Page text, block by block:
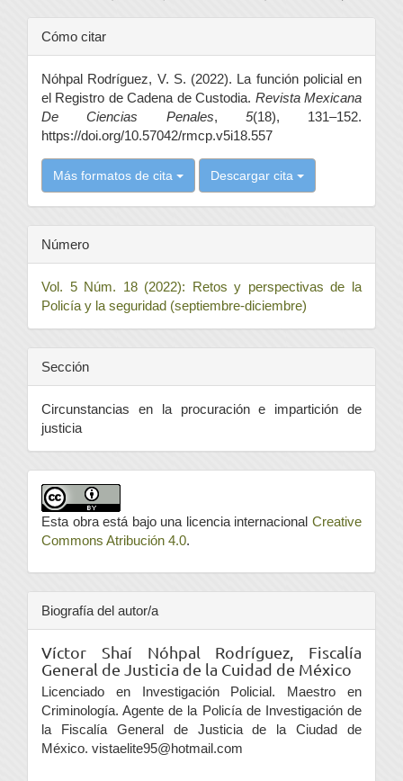
Detalles
del
artículo
Cómo citar
Nóhpal Rodríguez, V. S. (2022). La función policial en
el Registro de Cadena de Custodia. Revista Mexicana
De Ciencias Penales, 5(18), 131–152.
https://doi.org/10.57042/rmcp.v5i18.557
Más formatos de cita Descargar cita
Número
Vol. 5 Núm. 18 (2022): Retos y perspectivas de la
Policía y la seguridad (septiembre-diciembre)
Sección
Circunstancias en la procuración e impartición de
justicia
Esta obra está bajo una licencia internacional Creative
Commons Atribución 4.0.
Biografía del autor/a
Víctor Shaí Nóhpal Rodríguez, Fiscalía
General de Justicia de la Cuidad de México
Licenciado en Investigación Policial. Maestro en
Criminología. Agente de la Policía de Investigación de
la Fiscalía General de Justicia de la Ciudad de
México. vistaelite95@hotmail.com